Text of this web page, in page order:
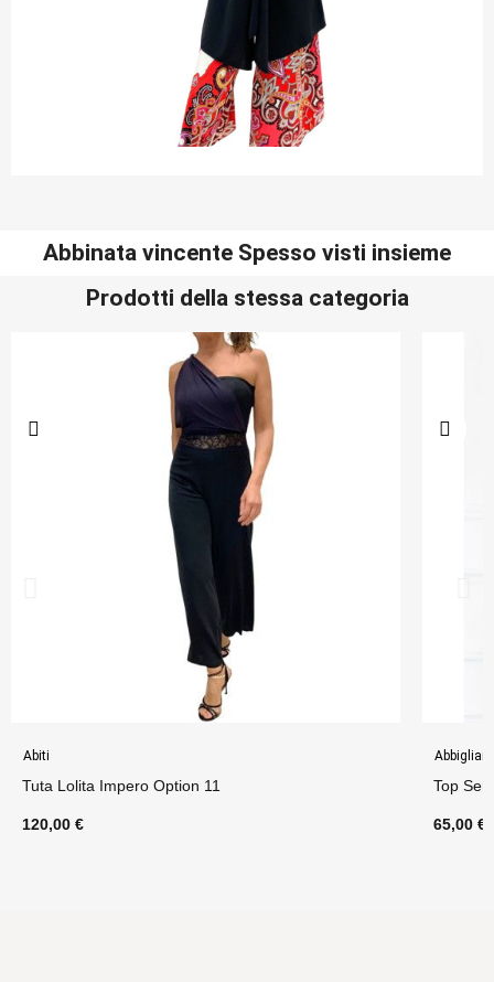
Abbinata vincente Spesso visti insieme
Prodotti della stessa categoria
Abiti
Tuta Lolita Impero Option 11
120,00 €
Top
65,00 €